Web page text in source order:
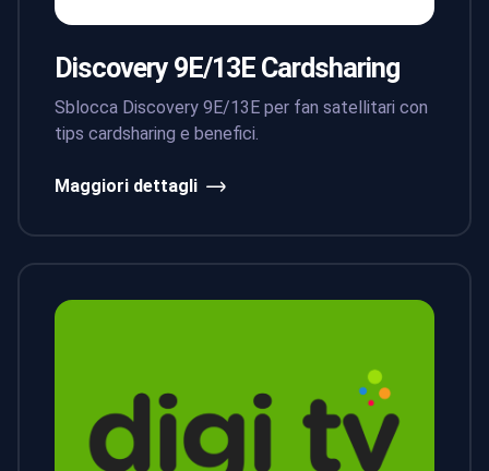
Discovery 9E/13E Cardsharing
Sblocca Discovery 9E/13E per fan satellitari con
tips cardsharing e benefici.
Maggiori dettagli